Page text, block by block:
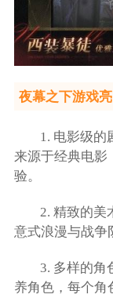
夜幕之下游戏
1. 电影级的
来源于经典电影
验。
2. 精致的美
意式浪漫与战争
3. 多样的角
养角色，每个角